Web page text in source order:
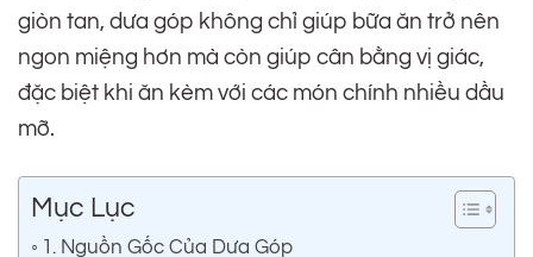
giòn tan, dưa góp không chỉ giúp bữa ăn trở nên
ngon miệng hơn mà còn giúp cân bằng vị giác,
đặc biệt khi ăn kèm với các món chính nhiều dầu
mỡ.
Mục Lục
1. Nguồn Gốc Của Dưa Góp